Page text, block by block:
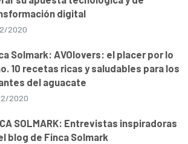
digital
2020
Solmark: AVOlovers: el placer por lo
10 recetas ricas y saludables para los
del aguacate
2020
SOLMARK: Entrevistas inspiradoras
blog de Finca Solmark